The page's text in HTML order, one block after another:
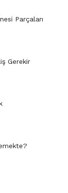
Parçaları
Gerekir